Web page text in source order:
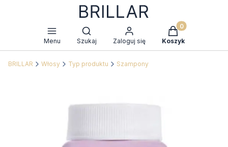
Menu
Otwórz wyszukiwarkę
Szukaj Zaloguj się
Produkty w
Koszyk
BRILLAR Włosy Typ produktu Szampony